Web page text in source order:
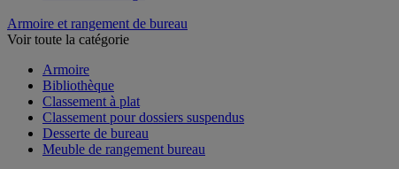
Armoire et rangement de bureau
Armoire
Bibliothèque
Classement à plat
Classement pour dossiers suspendus
Desserte de bureau